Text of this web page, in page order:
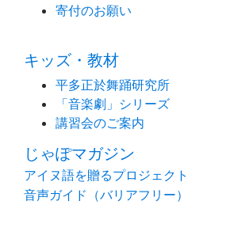
寄付のお願い
キッズ・教材
平多正於舞踊研究所
「音楽劇」シリーズ
講習会のご案内
じゃぽマガジン
アイヌ語を贈るプロジェクト
音声ガイド（バリアフリー）